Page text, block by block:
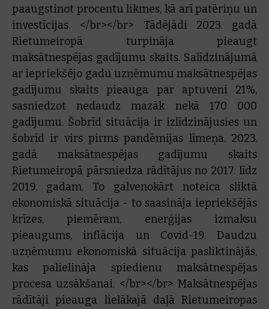
paaugstinot procentu likmes, kā arī patēriņu un
investīcijas. </br></br> Tādējādi 2023. gadā
Rietumeiropā turpināja pieaugt
maksātnespējas gadījumu skaits. Salīdzinājumā
ar iepriekšējo gadu uzņēmumu maksātnespējas
gadījumu skaits pieauga par aptuveni 21%,
sasniedzot nedaudz mazāk nekā 170 000
gadījumu. Šobrīd situācija ir izlīdzinājusies un
šobrīd ir virs pirms pandēmijas līmeņa. 2023.
gadā maksātnespējas gadījumu skaits
Rietumeiropā pārsniedza rādītājus no 2017. līdz
2019. gadam. To galvenokārt noteica sliktā
ekonomiskā situācija - to saasināja iepriekšējās
krīzes, piemēram, enerģijas izmaksu
pieaugums, inflācija un Covid-19. Daudzu
uzņēmumu ekonomiskā situācija pasliktinājās,
kas palielināja spiedienu maksātnespējas
procesa uzsākšanai. </br></br> Maksātnespējas
rādītāji pieauga lielākajā daļā Rietumeiropas